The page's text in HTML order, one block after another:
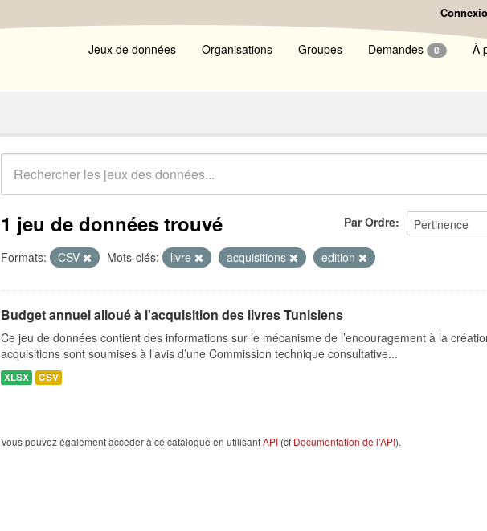
Jeux de données Organisations Groupes Demandes 0 À
Par Ordre
1 jeu de données trouvé
Formats: CSV Mots-clés: livre acquisitions edition
Budget annuel alloué à l'acquisition des livres Tunisiens
Ce jeu de données contient des informations sur le mécanisme de l’encouragement à la
acquisitions sont soumises à l’avis d’une Commission technique consultative...
XLSX CSV
Vous pouvez également accéder à ce catalogue en utilisantAPI (cf Documentation de l'API).